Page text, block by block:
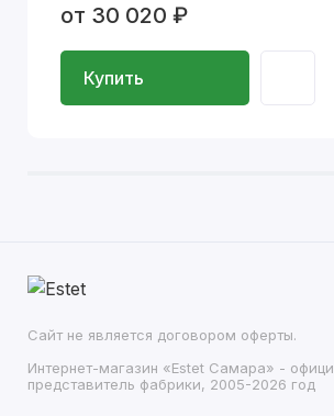
от 30 020 ₽
Купить
Сайт не является договором оферты.
Интернет-магазин «Estet Самара» -
представитель фабрики, 2005-2026 год